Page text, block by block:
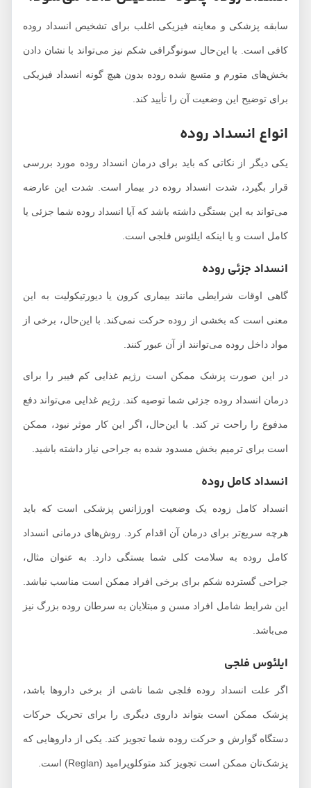
سابقه پزشکی و معاینه فیزیکی اغلب برای تشخیص انسداد روده
کافی است. با این‌حال سونوگرافی شکم نیز می‌تواند با نشان دادن
بخش‌های متورم و متسع شده روده بدون هیچ گونه انسداد فیزیکی
برای توضیح این وضعیت آن را تأیید کند.
انواع انسداد روده
یکی دیگر از نکاتی که باید برای درمان انسداد روده مورد بررسی
قرار بگیرد، شدت انسداد روده در بیمار است. شدت این عارضه
می‌تواند به این بستگی داشته باشد که آیا انسداد روده شما جزئی یا
کامل است و یا اینکه ایلئوس فلجی است.
انسداد جزئی روده
گاهی اوقات شرایطی مانند بیماری کرون یا دیورتیکولیت به این
معنی است که بخشی از روده حرکت نمی‌کند. با این‌حال، برخی از
مواد داخل روده می‌توانند از آن عبور کنند.
در این صورت پزشک ممکن است رژیم غذایی کم فیبر را برای
درمان انسداد روده جزئی شما توصیه کند. رژیم غذایی می‌تواند دفع
مدفوع را راحت تر کند. با این‌حال، اگر این کار موثر نبود، ممکن
است برای ترمیم بخش مسدود شده به جراحی نیاز داشته باشید.
انسداد کامل روده
انسداد کامل زوده یک وضعیت اورژانس پزشکی است که باید
هرچه سریع‌تر برای درمان آن اقدام کرد. روش‌های درمانی انسداد
کامل روده به سلامت کلی شما بستگی دارد. به عنوان مثال،
جراحی گسترده شکم برای برخی افراد ممکن است مناسب نباشد.
این شرایط شامل افراد مسن و مبتلایان به سرطان روده بزرگ نیز
می‌باشد.
ایلئوس فلجی
اگر علت انسداد روده فلجی شما ناشی از برخی داروها باشد،
پزشک ممکن است بتواند داروی دیگری را برای تحریک حرکات
دستگاه گوارش و حرکت روده شما تجویز کند. یکی از داروهایی که
پزشک‌تان ممکن است تجویز کند متوکلوپرامید (Reglan) است.